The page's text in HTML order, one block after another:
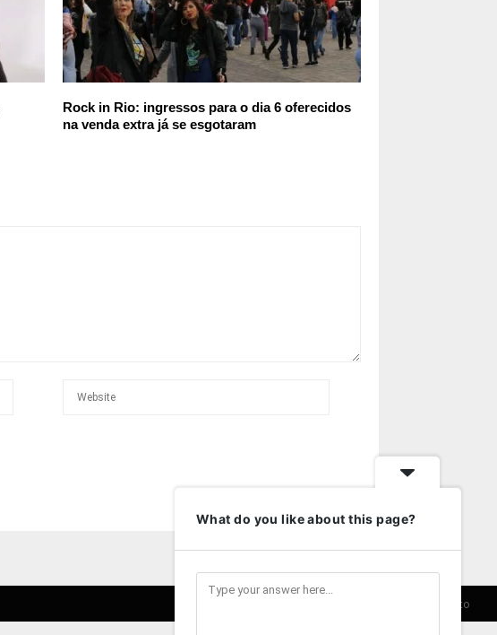
Rock in Rio: ingressos para o dia 6 oferecidos
na venda extra já se esgotaram
Contato
What do you like about this page?